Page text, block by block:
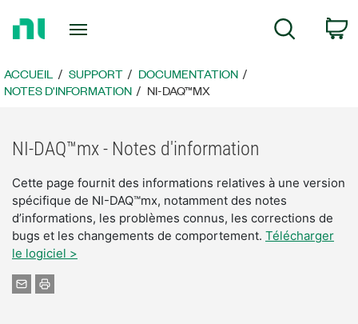
page
d’accueil
ACCUEIL SUPPORT
DOCUMENTATION
NOTES D'INFORMATION
NI-DAQ™MX
NI-DAQ™mx - Notes d'information
Cette page fournit des informations relatives à une version
spécifique de NI-DAQ™mx, notamment des notes
d’informations, les problèmes connus, les corrections de
bugs et les changements de comportement. Télécharger
le logiciel >